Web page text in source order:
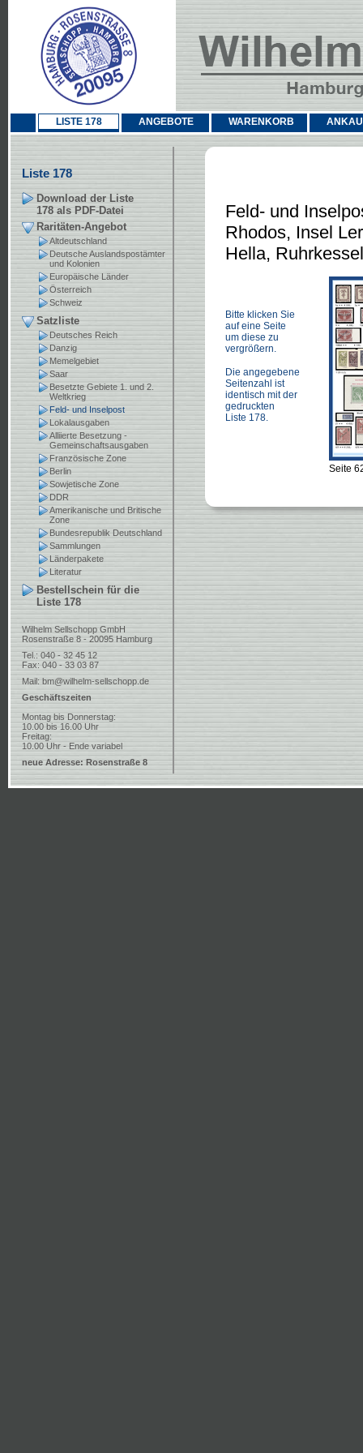
LISTE 178 ANGEBOTE WARENKORB
Liste 178
Download der Liste
178 als PDF-Datei
Raritäten-Angebot
Altdeutschland
Deutsche Auslandspostämter
und Kolonien
Europäische Länder
Österreich
Schweiz
Satzliste
Deutsches Reich
Danzig
Memelgebiet
Saar
Besetzte Gebiete 1. und 2.
Weltkrieg
Feld- und Inselpost
Lokalausgaben
Alliierte Besetzung -
Gemeinschaftsausgaben
Französische Zone
Berlin
Sowjetische Zone
DDR
Amerikanische und Britische
Zone
Bundesrepublik Deutschland
Sammlungen
Länderpakete
Literatur
Bestellschein für die
Liste 178
Wilhelm Sellschopp GmbH
Rosenstraße 8 - 20095 Hamburg
Tel.: 040 - 32 45 12
Fax: 040 - 33 03 87
Mail: bm@wilhelm-sellschopp.de
Geschäftszeiten
Montag bis Donnerstag:
10.00 bis 16.00 Uhr
Freitag:
10.00 Uhr - Ende variabel
neue Adresse: Rosenstraße 8
Feld- und
Rhodos, Insel
Hella,
Bitte klicken Sie
auf eine Seite
um diese zu
vergrößern.
Die angegebene
Seitenzahl ist
identisch mit der
gedruckten
Liste 178.
Seite